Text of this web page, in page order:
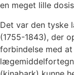
en meget lille
Det var den tyske
(1755-1843), der
forbindelse med